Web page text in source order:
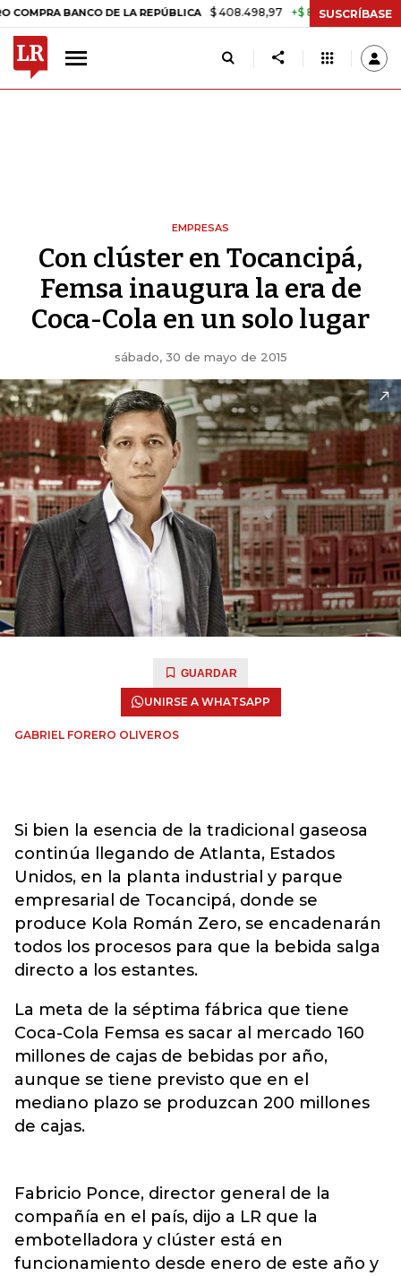
BANCO DE LA REPÚBLICA $ 408.498,97 +$ 8.753,81 +2,19% TASA
SUSCRÍBASE
EMPRESAS
Con clúster en Tocancipá,
Femsa inaugura la era de
Coca-Cola en un solo lugar
sábado, 30 de mayo de 2015
GUARDAR
UNIRSE A WHATSAPP
GABRIEL FORERO OLIVEROS
Si bien la esencia de la tradicional gaseosa
continúa llegando de Atlanta, Estados
Unidos, en la planta industrial y parque
empresarial de Tocancipá, donde se
produce Kola Román Zero, se encadenarán
todos los procesos para que la bebida salga
directo a los estantes.
La meta de la séptima fábrica que tiene
Coca-Cola Femsa es sacar al mercado 160
millones de cajas de bebidas por año,
aunque se tiene previsto que en el
mediano plazo se produzcan 200 millones
de cajas.
Fabricio Ponce, director general de la
compañía en el país, dijo a LR que la
embotelladora y clúster está en
funcionamiento desde enero de este año y